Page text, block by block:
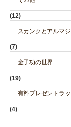
(12)
スカンクとアルマジ
(7)
金子功の世界
(19)
有料プレゼントラ
(4)